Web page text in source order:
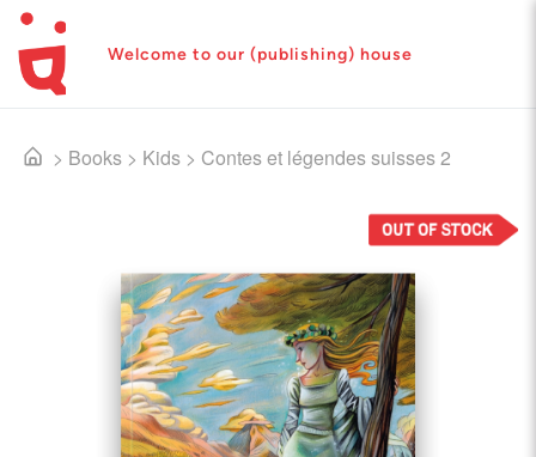
Welcome to our (publishing) house
> Books > Kids > Contes et légendes suisses 2